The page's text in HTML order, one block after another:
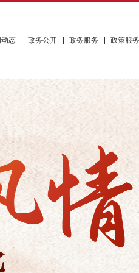
态 政务公开 政务服务 政策服务